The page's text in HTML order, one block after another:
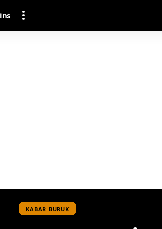
KABAR BURUK